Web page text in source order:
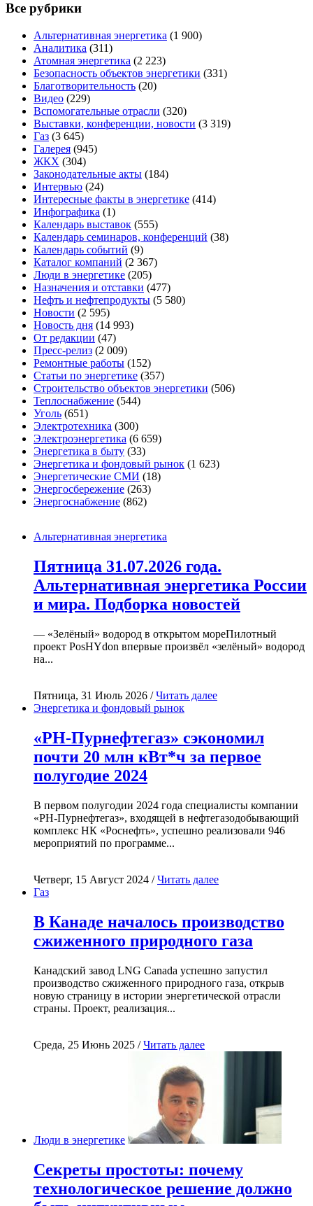
Все рубрики
Альтернативная энергетика (1 900)
Аналитика (311)
Атомная энергетика (2 223)
Безопасность объектов энергетики (331)
Благотворительность (20)
Видео (229)
Вспомогательные отрасли (320)
Выставки, конференции, новости (3 319)
Газ (3 645)
Галерея (945)
ЖКХ (304)
Законодательные акты (184)
Интервью (24)
Интересные факты в энергетике (414)
Инфографика (1)
Календарь выставок (555)
Календарь семинаров, конференций (38)
Календарь событий (9)
Каталог компаний (2 367)
Люди в энергетике (205)
Назначения и отставки (477)
Нефть и нефтепродукты (5 580)
Новости (2 595)
Новость дня (14 993)
От редакции (47)
Пресс-релиз (2 009)
Ремонтные работы (152)
Статьи по энергетике (357)
Строительство объектов энергетики (506)
Теплоснабжение (544)
Уголь (651)
Электротехника (300)
Электроэнергетика (6 659)
Энергетика в быту (33)
Энергетика и фондовый рынок (1 623)
Энергетические СМИ (18)
Энергосбережение (263)
Энергоснабжение (862)
Альтернативная энергетика
Пятница 31.07.2026 года.
Альтернативная энергетика России
и мира. Подборка новостей
— «Зелёный» водород в открытом мореПилотный
проект PosHYdon впервые произвёл «зелёный» водород
на...
Пятница, 31 Июль 2026 /Читать далее
Энергетика и фондовый рынок
«РН-Пурнефтегаз» сэкономил
почти 20 млн кВт*ч за первое
полугодие 2024
В первом полугодии 2024 года специалисты компании
«РН-Пурнефтегаз», входящей в нефтегазодобывающий
комплекс НК «Роснефть», успешно реализовали 946
мероприятий по программе...
Четверг, 15 Август 2024 /Читать далее
Газ
В Канаде началось производство
сжиженного природного газа
Канадский завод LNG Canada успешно запустил
производство сжиженного природного газа, открыв
новую страницу в истории энергетической отрасли
страны. Проект, реализация...
Среда, 25 Июнь 2025 /Читать далее
Люди в энергетике
Секреты простоты: почему
технологическое решение должно